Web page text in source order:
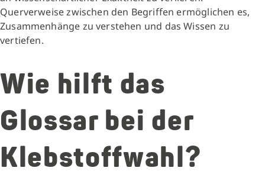
Querverweise zwischen den Begriffen ermöglichen es,
Zusammenhänge zu verstehen und das Wissen zu
vertiefen.
Wie hilft das
Glossar bei der
Klebstoffwahl?